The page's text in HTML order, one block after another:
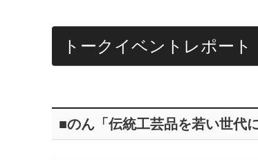
トークイベントレポート
■のん「伝統工芸品を若い世代